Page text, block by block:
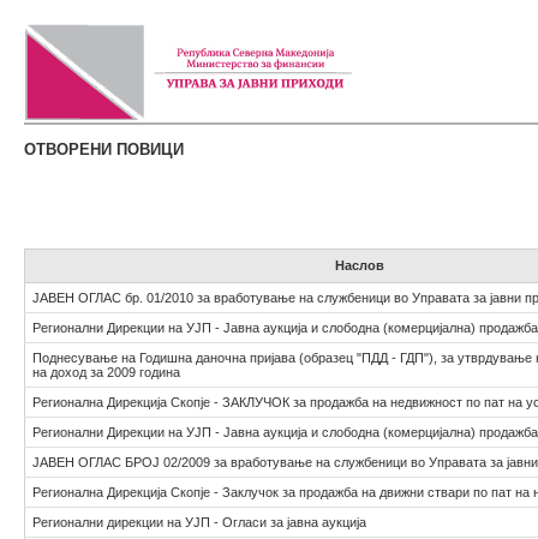
ОТВОРЕНИ ПОВИЦИ
Наслов
ЈАВЕН ОГЛАС бр. 01/2010 за вработување на службеници во Управата за јавни
Регионални Дирекции на УЈП - Јавна аукција и слободна (комерцијална) продажба
Поднесување на Годишна даночна пријава (образец "ПДД - ГДП"), за утврдување
на доход за 2009 година
Регионална Дирекција Скопје - ЗАКЛУЧОК за продажба на недвижност по пат на
Регионални Дирекции на УЈП - Јавна аукција и слободна (комерцијална) продажба
ЈАВЕН ОГЛАС БРОЈ 02/2009 за вработување на службеници во Управата за
Регионална Дирекција Скопје - Заклучок за продажба на движни ствари по пат на
Регионални дирекции на УЈП - Огласи за јавна аукција